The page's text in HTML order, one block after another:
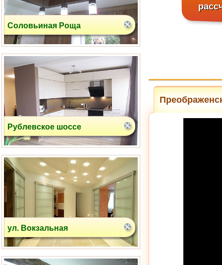
Соловьиная Роща
Рублевское шоссе
ул. Вокзальная